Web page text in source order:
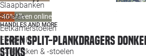
Slaapbanken
Stoelen
Eetkamerstoelen
Fauteuils
Barkrukken & -stoelen
-40%Alleen online
HANDLES AND MORE
Leren split-plankdragers
stuks